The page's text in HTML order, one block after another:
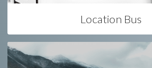
Location Bus